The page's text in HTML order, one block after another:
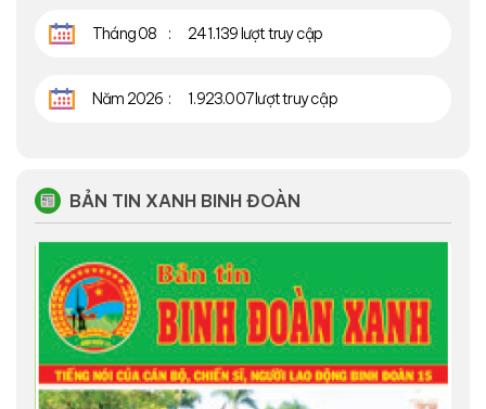
Tháng 08 241.139 lượt truy cập
Năm 2026 1.923.007 lượt truy cập
BẢN TIN XANH BINH ĐOÀN